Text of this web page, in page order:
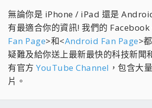
無論你是 iPhone / iPad 還是
有最適合你的資訊! 我們的 Facebook
Fan Page>和<Android Fan Page>
疑難及給你送上最新最快的科技新聞
有官方 YouTube Channel ，包含大
片。